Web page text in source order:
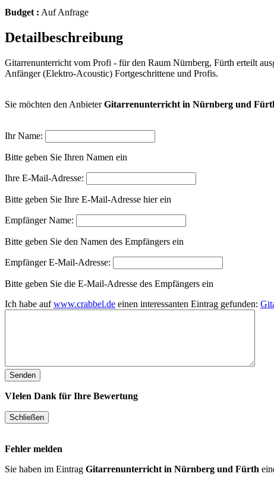
Budget : Auf Anfrage
Detailbeschreibung
Gitarrenunterricht vom Profi - für den Raum Nürnberg, Fürth erteilt
Anfänger (Elektro-Acoustic) Fortgeschrittene und Profis.
Sie möchten den AnbieterGitarrenunterricht in Nürnberg und
Ihr Name:
Bitte geben Sie Ihren Namen ein
Ihre E-Mail-Adresse:
Bitte geben Sie Ihre E-Mail-Adresse hier ein
Empfänger Name:
Bitte geben Sie den Namen des Empfängers ein
Empfänger E-Mail-Adresse:
Bitte geben Sie die E-Mail-Adresse des Empfängers ein
Ich habe aufwww.crabbel.de einen interessanten Eintrag gefunden:
VIelen Dank für Ihre Bewertung
Fehler melden
Sie haben im Eintrag Gitarrenunterricht in Nürnberg und Fürth